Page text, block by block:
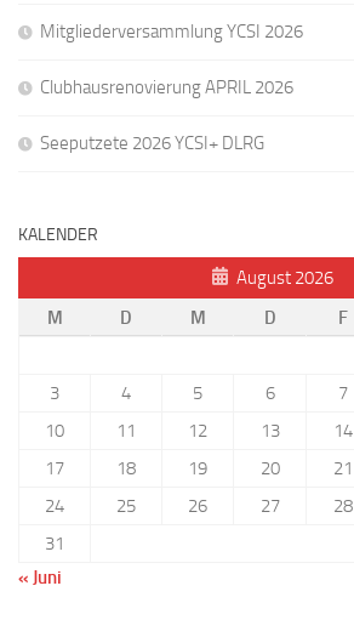
Mitgliederversammlung YCSI 2026
Clubhausrenovierung APRIL 2026
Seeputzete 2026 YCSI+ DLRG
KALENDER
August 2026
M
D M D F
3
4 5 6 7
10
11 12 13 14
17
18 19 20 21
24
25 26 27 28
31
« Juni